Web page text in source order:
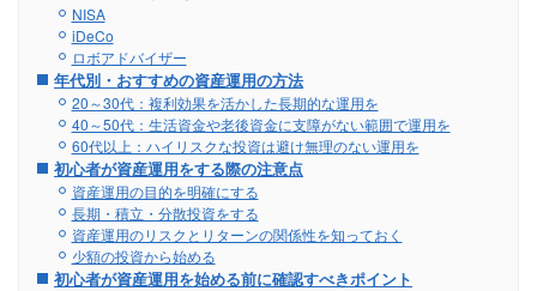
NISA
iDeCo
ロボアドバイザー
年代別・おすすめの資産運用の方法
20～30代：複利効果を活かした長期的な運用を
40～50代：生活資金や老後資金に支障がない範囲で運用を
60代以上：ハイリスクな投資は避け無理のない運用を
初心者が資産運用をする際の注意点
資産運用の目的を明確にする
長期・積立・分散投資をする
資産運用のリスクとリターンの関係性を知っておく
少額の投資から始める
初心者が資産運用を始める前に確認すべきポイント